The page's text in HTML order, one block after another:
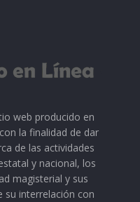
web producido en
la finalidad de dar
de las actividades
y nacional, los
magisterial y sus
su interrelación con